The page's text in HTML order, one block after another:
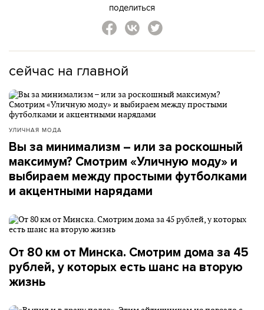
поделиться
сейчас на главной
УЛИЧНАЯ МОДА
Вы за минимализм – или за роскошный
максимум? Смотрим «Уличную моду» и
выбираем между простыми футболками
и акцентными нарядами
От 80 км от Минска. Смотрим дома за 45
рублей, у которых есть шанс на вторую
жизнь